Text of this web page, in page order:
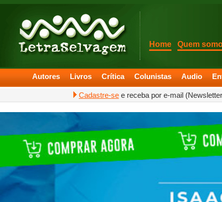
Home Quem
Autores Livros Crítica Colunistas Audio
Cadastre-se e receba por e-mail